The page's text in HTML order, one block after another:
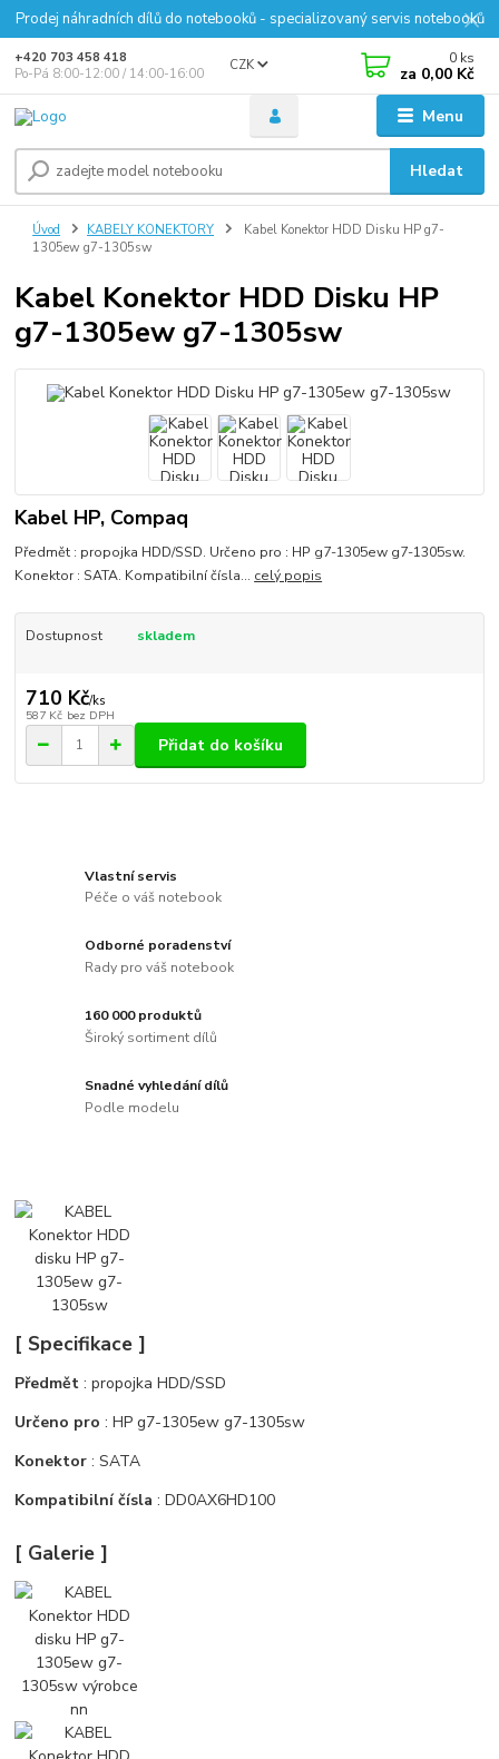
Prodej náhradních dílů do notebooků - specializovaný servis notebooků
Menu
CZK
Hledat
+420 703 458 418
Po-Pá 8:00-12:00 / 14:00-16:00
0 ks
za 0,00 Kč
Úvod KABELY KONEKTORY
Kabel Konektor HDD Disku HP g7-
1305ew g7-1305sw
Kabel Konektor HDD Disku HP
g7-1305ew g7-1305sw
Kabel HP, Compaq
Předmět : propojka HDD/SSD. Určeno pro : HP g7-1305ew g7-1305sw.
Konektor : SATA. Kompatibilní čísla... celý popis
Dostupnost skladem
710 Kč/ks
587 Kč bez DPH
Přidat do košíku
Vlastní servis
Péče o váš notebook
Odborné poradenství
Rady pro váš notebook
160 000 produktů
Široký sortiment dílů
Snadné vyhledání dílů
Podle modelu
[ Specifikace ]
Předmět : propojka HDD/SSD
Určeno pro : HP g7-1305ew g7-1305sw
Konektor : SATA
Kompatibilní čísla : DD0AX6HD100
[ Galerie ]